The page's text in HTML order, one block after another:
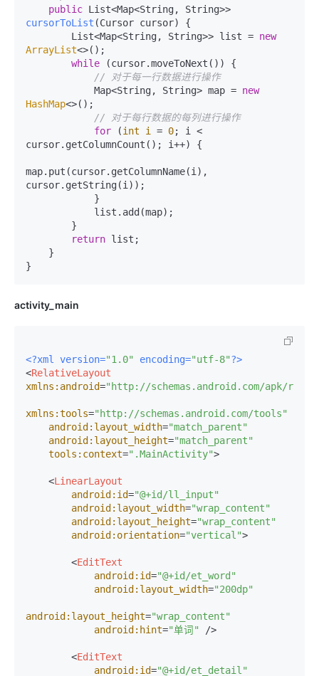
public
cursorToList (Cursor cursor)
{
        List<Map<String, String>> list =
new
ArrayList<>();
while (cursor.moveToNext()) {
// 对于每一行数据进行操作
            Map<String, String> map =
new
HashMap<>();
// 对于每行数据的每列进行操作
for (int i = 0; i <
cursor.getColumnCount(); i++) {
map.put(cursor.getColumnName(i),
cursor.getString(i));
return list;
activity_main
<?xml version="1.0" encoding="utf-8"?>
<RelativeLayout
xmlns:android="http://schemas.android.com/apk/res/
xmlns:tools="http://schemas.android.com/tools"
android:layout_width="match_parent"
android:layout_height="match_parent"
tools:context=".MainActivity">
<LinearLayout
android:id="@+id/ll_input"
android:layout_width="wrap_content"
android:layout_height="wrap_content"
android:orientation="vertical">
<EditText
android:id="@+id/et_word"
android:layout_width="200dp"
android:layout_height="wrap_content"
android:hint="单词" />
<EditText
android:id="@+id/et_detail"